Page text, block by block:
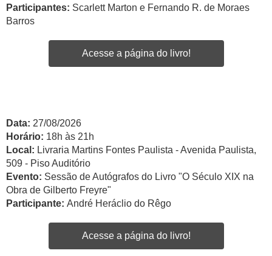
Participantes: Scarlett Marton e Fernando R. de Moraes
Barros
Acesse a página do livro!
Data: 27/08/2026
Horário: 18h às 21h
Local: Livraria Martins Fontes Paulista - Avenida Paulista,
509 - Piso Auditório
Evento: Sessão de Autógrafos do Livro "O Século XIX na
Obra de Gilberto Freyre"
Participante: André Heráclio do Rêgo
Acesse a página do livro!